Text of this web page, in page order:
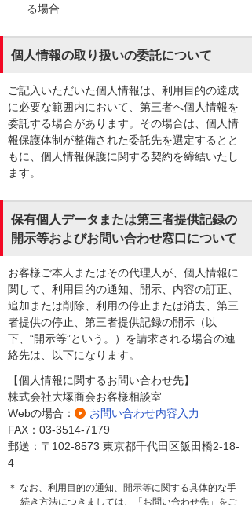
る場合
個人情報の取り扱いの委託について
ご記入いただいた個人情報は、利用目的の達成
に必要な範囲内において、第三者へ個人情報を
委託する場合があります。その場合は、個人情
報保護体制が整備された委託先を選定するとと
もに、個人情報保護に関する契約を締結いたし
ます。
保有個人データまたは第三者提供記録の
開示等およびお問い合わせ窓口について
お客様ご本人またはその代理人が、個人情報に
関して、利用目的の通知、開示、内容の訂正、
追加または削除、利用の停止または消去、第三
者提供の停止、第三者提供記録の開示（以
下、“開示等”という。）を請求される場合の連
絡先は、以下になります。
【個人情報に関するお問い合わせ先】
株式会社大塚商会お客様相談室
Webの場合：
お問い合わせ内容入力
FAX：03-3514-7179
郵送：〒102-8573 東京都千代田区飯田橋2-18-
4
＊ なお、利用目的の通知、開示等に関する具体的な手
続き方法につきましては、「お問い合わせ先」をご